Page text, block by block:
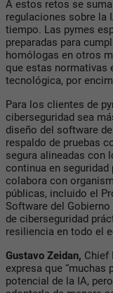
A estos retos se
regulaciones sobre la
tiempo. Las pymes
preparadas para
homólogas en otros
que estas normativas
tecnológica, por
Para los clientes de
ciberseguridad sea
diseño del software
respaldo de pruebas
segura alineadas con
continua en
colabora con
públicas, incluido el
Software del
de ciberseguridad
resiliencia en todo el
Gustavo Zeidan, Chief
expresa que “muchas
potencial de la IA,